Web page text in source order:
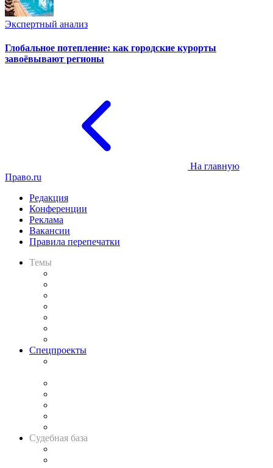
Экспертный анализ
Глобальное потепление: как городские курорты
завоёвывают регионы
На главную
Право.ru
Редакция
Конференции
Реклама
Вакансии
Правила перепечатки
Темы
Спецпроекты
Судебная база